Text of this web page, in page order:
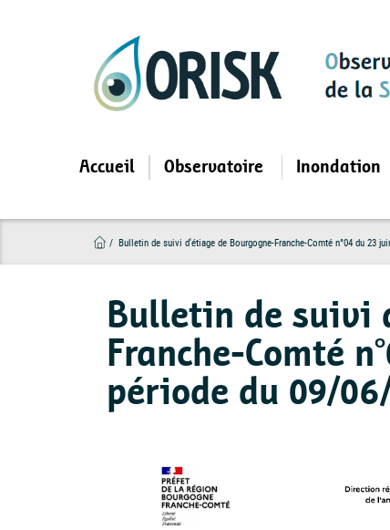
Accueil Observatoire Inondation
Bulletin de suivi d'étiage de Bourgogne-Franche-Comté n°04 du 23
Bulletin de suivi
Franche-Comté
période du 09/